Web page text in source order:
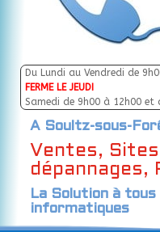
Du Lundi au Vendredi de
FERME LE JEUDI
Samedi de 9h00 à 12h00 et
A Soultz-sous-
Ventes,
dépannages,
La Solution à
informatiques